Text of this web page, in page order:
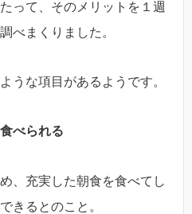
って、そのメリットを１週
べまくりました。
うな項目があるようです。
べられる
、充実した朝食を食べてし
きるとのこと。